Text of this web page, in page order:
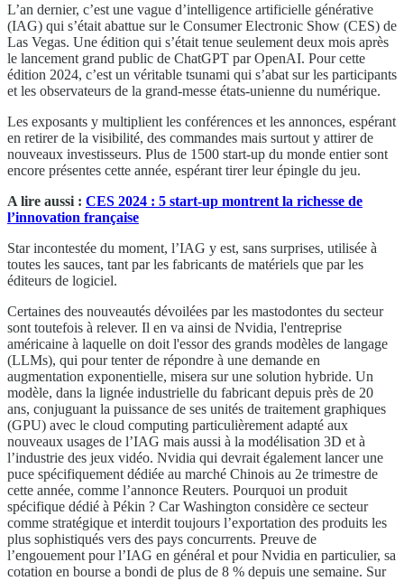
L’an dernier, c’est une vague d’intelligence artificielle générative
(IAG) qui s’était abattue sur le Consumer Electronic Show (CES) de
Las Vegas. Une édition qui s’était tenue seulement deux mois après
le lancement grand public de ChatGPT par OpenAI. Pour cette
édition 2024, c’est un véritable tsunami qui s’abat sur les participants
et les observateurs de la grand-messe états-unienne du numérique.
Les exposants y multiplient les conférences et les annonces, espérant
en retirer de la visibilité, des commandes mais surtout y attirer de
nouveaux investisseurs. Plus de 1500 start-up du monde entier sont
encore présentes cette année, espérant tirer leur épingle du jeu.
A lire aussi : CES 2024 : 5 start-up montrent la richesse de
l’innovation française
Star incontestée du moment, l’IAG y est, sans surprises, utilisée à
toutes les sauces, tant par les fabricants de matériels que par les
éditeurs de logiciel.
Certaines des nouveautés dévoilées par les mastodontes du secteur
sont toutefois à relever. Il en va ainsi de Nvidia, l'entreprise
américaine à laquelle on doit l'essor des grands modèles de langage
(LLMs), qui pour tenter de répondre à une demande en
augmentation exponentielle, misera sur une solution hybride. Un
modèle, dans la lignée industrielle du fabricant depuis près de 20
ans, conjuguant la puissance de ses unités de traitement graphiques
(GPU) avec le cloud computing particulièrement adapté aux
nouveaux usages de l’IAG mais aussi à la modélisation 3D et à
l’industrie des jeux vidéo. Nvidia qui devrait également lancer une
puce spécifiquement dédiée au marché Chinois au 2e trimestre de
cette année, comme l’annonce Reuters. Pourquoi un produit
spécifique dédié à Pékin ? Car Washington considère ce secteur
comme stratégique et interdit toujours l’exportation des produits les
plus sophistiqués vers des pays concurrents. Preuve de
l’engouement pour l’IAG en général et pour Nvidia en particulier, sa
cotation en bourse a bondi de plus de 8 % depuis une semaine. Sur